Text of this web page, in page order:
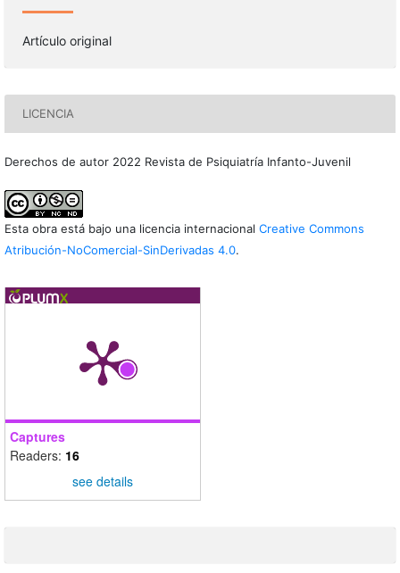
Artículo original
LICENCIA
Derechos de autor 2022 Revista de Psiquiatría Infanto-Juvenil
Esta obra está bajo una licencia internacional Creative Commons
Atribución-NoComercial-SinDerivadas 4.0.
Captures
Readers: 16
see details